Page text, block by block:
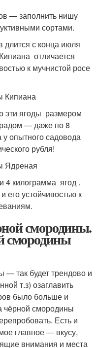
— заполнить нишу
сортами.
длится с конца июля
отличается
к мучнистой росе
Кипиана
эти ягоды размером
— даже по 8
у опытного садовода
рубля!
Ядреная
4 килограмма ягод .
его устойчивостью к
смородины.
смородины
— так будет трендово и
т.з) озаглавить
было больше и
чёрной смородины
Есть и
главное — вкусу,
внимания и места